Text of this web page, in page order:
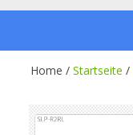
Home / Startseite /